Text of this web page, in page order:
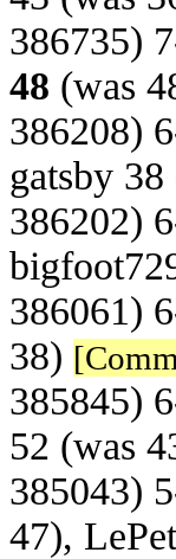
386735)
48 (was
386208)
gatsby
386202)
386061)
38)
385845)
52 (was
385043)
47),